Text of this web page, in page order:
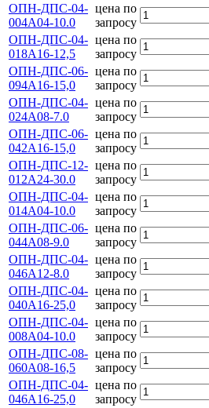
ОПН-ДПС-04-
004А04-10.0
цена по
запросу
ОПН-ДПС-04-
018А16-12,5
цена по
запросу
ОПН-ДПС-06-
094А16-15,0
цена по
запросу
ОПН-ДПС-04-
024А08-7.0
цена по
запросу
ОПН-ДПС-06-
042А16-15,0
цена по
запросу
ОПН-ДПС-12-
012А24-30.0
цена по
запросу
ОПН-ДПС-04-
014А04-10.0
цена по
запросу
ОПН-ДПС-06-
044А08-9.0
цена по
запросу
ОПН-ДПС-04-
046А12-8.0
цена по
запросу
ОПН-ДПС-04-
040А16-25,0
цена по
запросу
ОПН-ДПС-04-
008А04-10.0
цена по
запросу
ОПН-ДПС-08-
060А08-16,5
цена по
запросу
ОПН-ДПС-04-
046А16-25,0
цена по
запросу